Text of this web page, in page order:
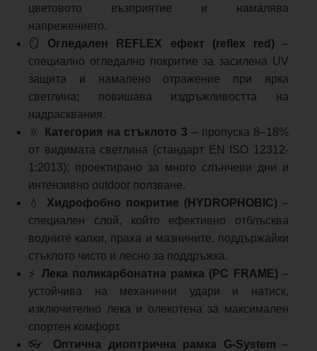
цветовото възприятие и намалява
напрежението.
🪞 Огледален REFLEX ефект (reflex red) –
специално огледално покритие за засилена UV
защита и намалено отражение при ярка
светлина; повишава издръжливостта на
надрасквания.
🔆
Категория на стъклото 3 – пропуска 8–18%
от видимата светлина (стандарт EN ISO 12312-
1:2013); проектирано за много слънчеви дни и
интензивно outdoor ползване.
💧 Хидрофобно покритие (HYDROPHOBIC) –
специален слой, който ефективно отблъсква
водните капки, праха и мазнините, поддържайки
стъклото чисто и лесно за поддръжка.
⚡ Лека поликарбонатна рамка (PC FRAME) –
устойчива на механични удари и натиск,
изключително лека и олекотена за максимален
спортен комфорт.
👓 Оптична диоптрична рамка G-System –